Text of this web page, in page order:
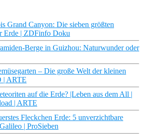
Grand Canyon: Die sieben größten
Erde | ZDFinfo Doku
Berge in Guizhou: Naturwunder oder
– Die große Welt der kleinen
| ARTE
auf die Erde? |Leben aus dem All |
| ARTE
Fleckchen Erde: 5 unverzichtbare
| ProSieben